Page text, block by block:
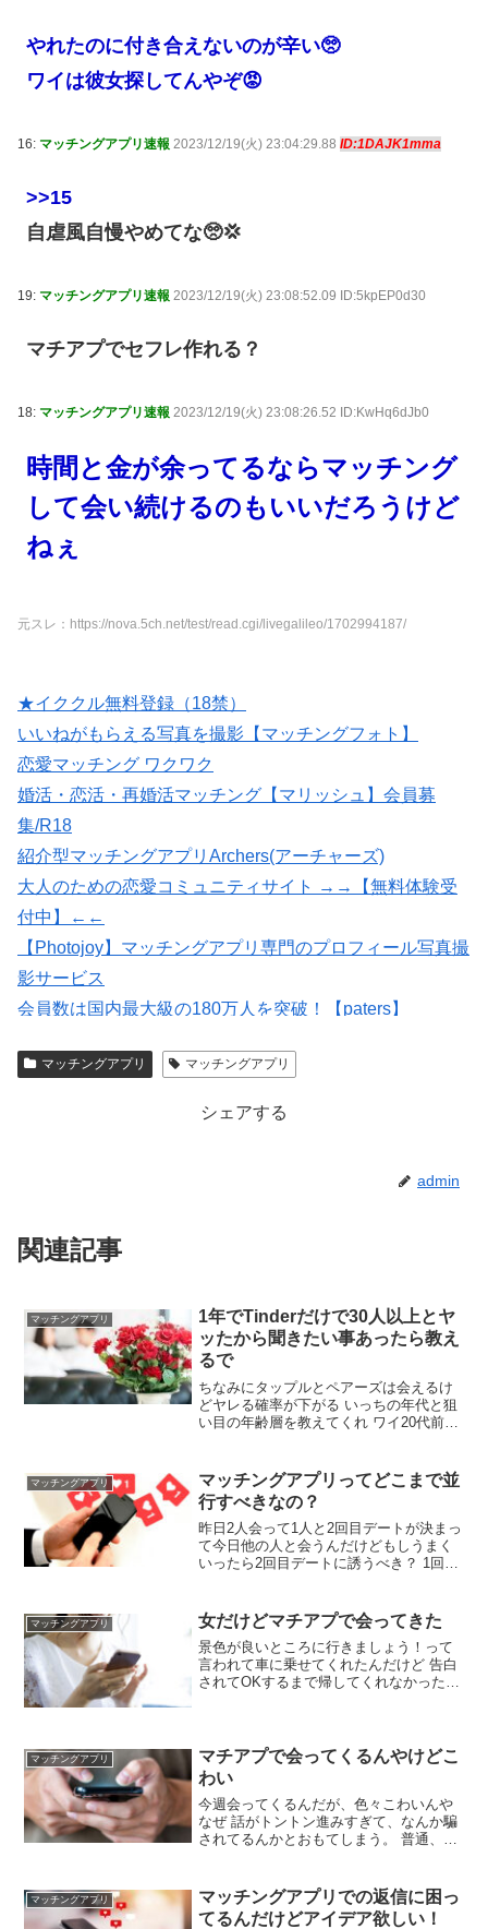
やれたのに付き合えないのが辛い🥺
ワイは彼女探してんやぞ😡
16: マッチングアプリ速報 2023/12/19(火) 23:04:29.88 ID:1DAJK1mma
>>15
自虐風自慢やめてな🥺💢
19: マッチングアプリ速報 2023/12/19(火) 23:08:52.09 ID:5kpEP0d30
マチアプでセフレ作れる？
18: マッチングアプリ速報 2023/12/19(火) 23:08:26.52 ID:KwHq6dJb0
時間と金が余ってるならマッチング
して会い続けるのもいいだろうけど
ねぇ
元スレ：https://nova.5ch.net/test/read.cgi/livegalileo/1702994187/
★イククル無料登録（18禁）
いいねがもらえる写真を撮影【マッチングフォト】
恋愛マッチング ワクワク
婚活・恋活・再婚活マッチング【マリッシュ】会員募
集/R18
紹介型マッチングアプリArchers(アーチャーズ)
大人のための恋愛コミュニティサイト →→【無料体験受
付中】←←
【Photojoy】マッチングアプリ専門のプロフィール写真撮
影サービス
会員数は国内最大級の180万人を突破！【paters】
マッチングアプリの写真なら【オトフィー】
マッチングアプリ マッチングアプリ
シェアする
admin
関連記事
マッチングアプリ
1年でTinderだけで30人以上とヤ
ッたから聞きたい事あったら教え
るで
ちなみにタップルとペアーズは会えるけ
どヤレる確率が下がる いっちの年代と狙
い目の年齢層を教えてくれ ワイ20代前半
護師のヤレる率は異常 ワンナイトばっか
り？ セフレになった子いる？ 2回目やっ
た女はいるけど
マッチングアプリ
マッチングアプリってどこまで並
行すべきなの？
昨日2人会って1人と2回目デートが決まっ
て今日他の人と会うんだけどもしうまく
いったら2回目デートに誘うべき？ 1回会
か？ 言うなれば下手すればうわきになる
わけじゃん 付き合う前までならセーフ理
論でいいの？
マッチングアプリ 女だけどマチアプで会ってきた
景色が良いところに行きましょう！って
言われて車に乗せてくれたんだけど 告白
されてOKするまで帰してくれなかった
ヤバかった
マッチングアプリ
マチアプで会ってくるんやけどこ
わい
今週会ってくるんだが、色々こわいんや
なぜ 話がトントン進みすぎて、なんか騙
されてるんかとおもてしまう。 普通、金
と日程決まって会うことになったんや
マッチングアプリ
マッチングアプリでの返信に困っ
てるんだけどアイデア欲しい！